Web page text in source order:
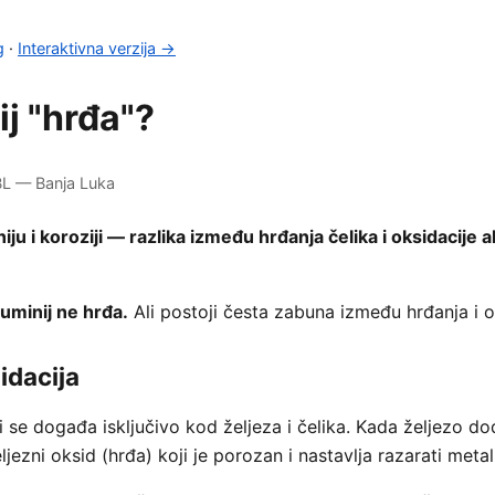
· Interaktivna verzija →
"hrđa"?
— Banja Luka
i koroziji — razlika između hrđanja čelika i oksidacije
ne hrđa. Ali postoji česta zabuna između hrđanja i
događa isključivo kod željeza i čelika. Kada željezo
oksid (hrđa) koji je porozan i nastavlja razarati